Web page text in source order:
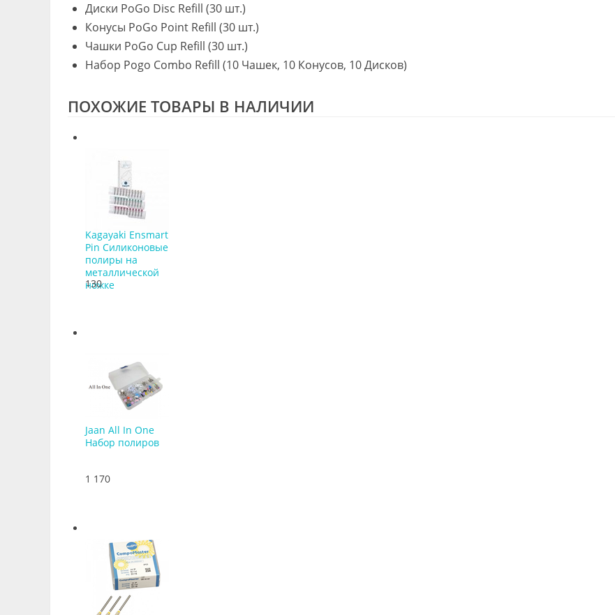
Диски PoGo Disc Refill (30 шт.)
Конусы PoGo Point Refill (30 шт.)
Чашки PoGo Cup Refill (30 шт.)
Набор Pogo Combo Refill (10 Чашек, 10 Конусов, 10 Дисков)
ПОХОЖИЕ ТОВАРЫ В НАЛИЧИИ
Kagayaki Ensmart
Pin Силиконовые
полиры на
металлической
ножке
130
Jaan All In One
Набор полиров
1 170